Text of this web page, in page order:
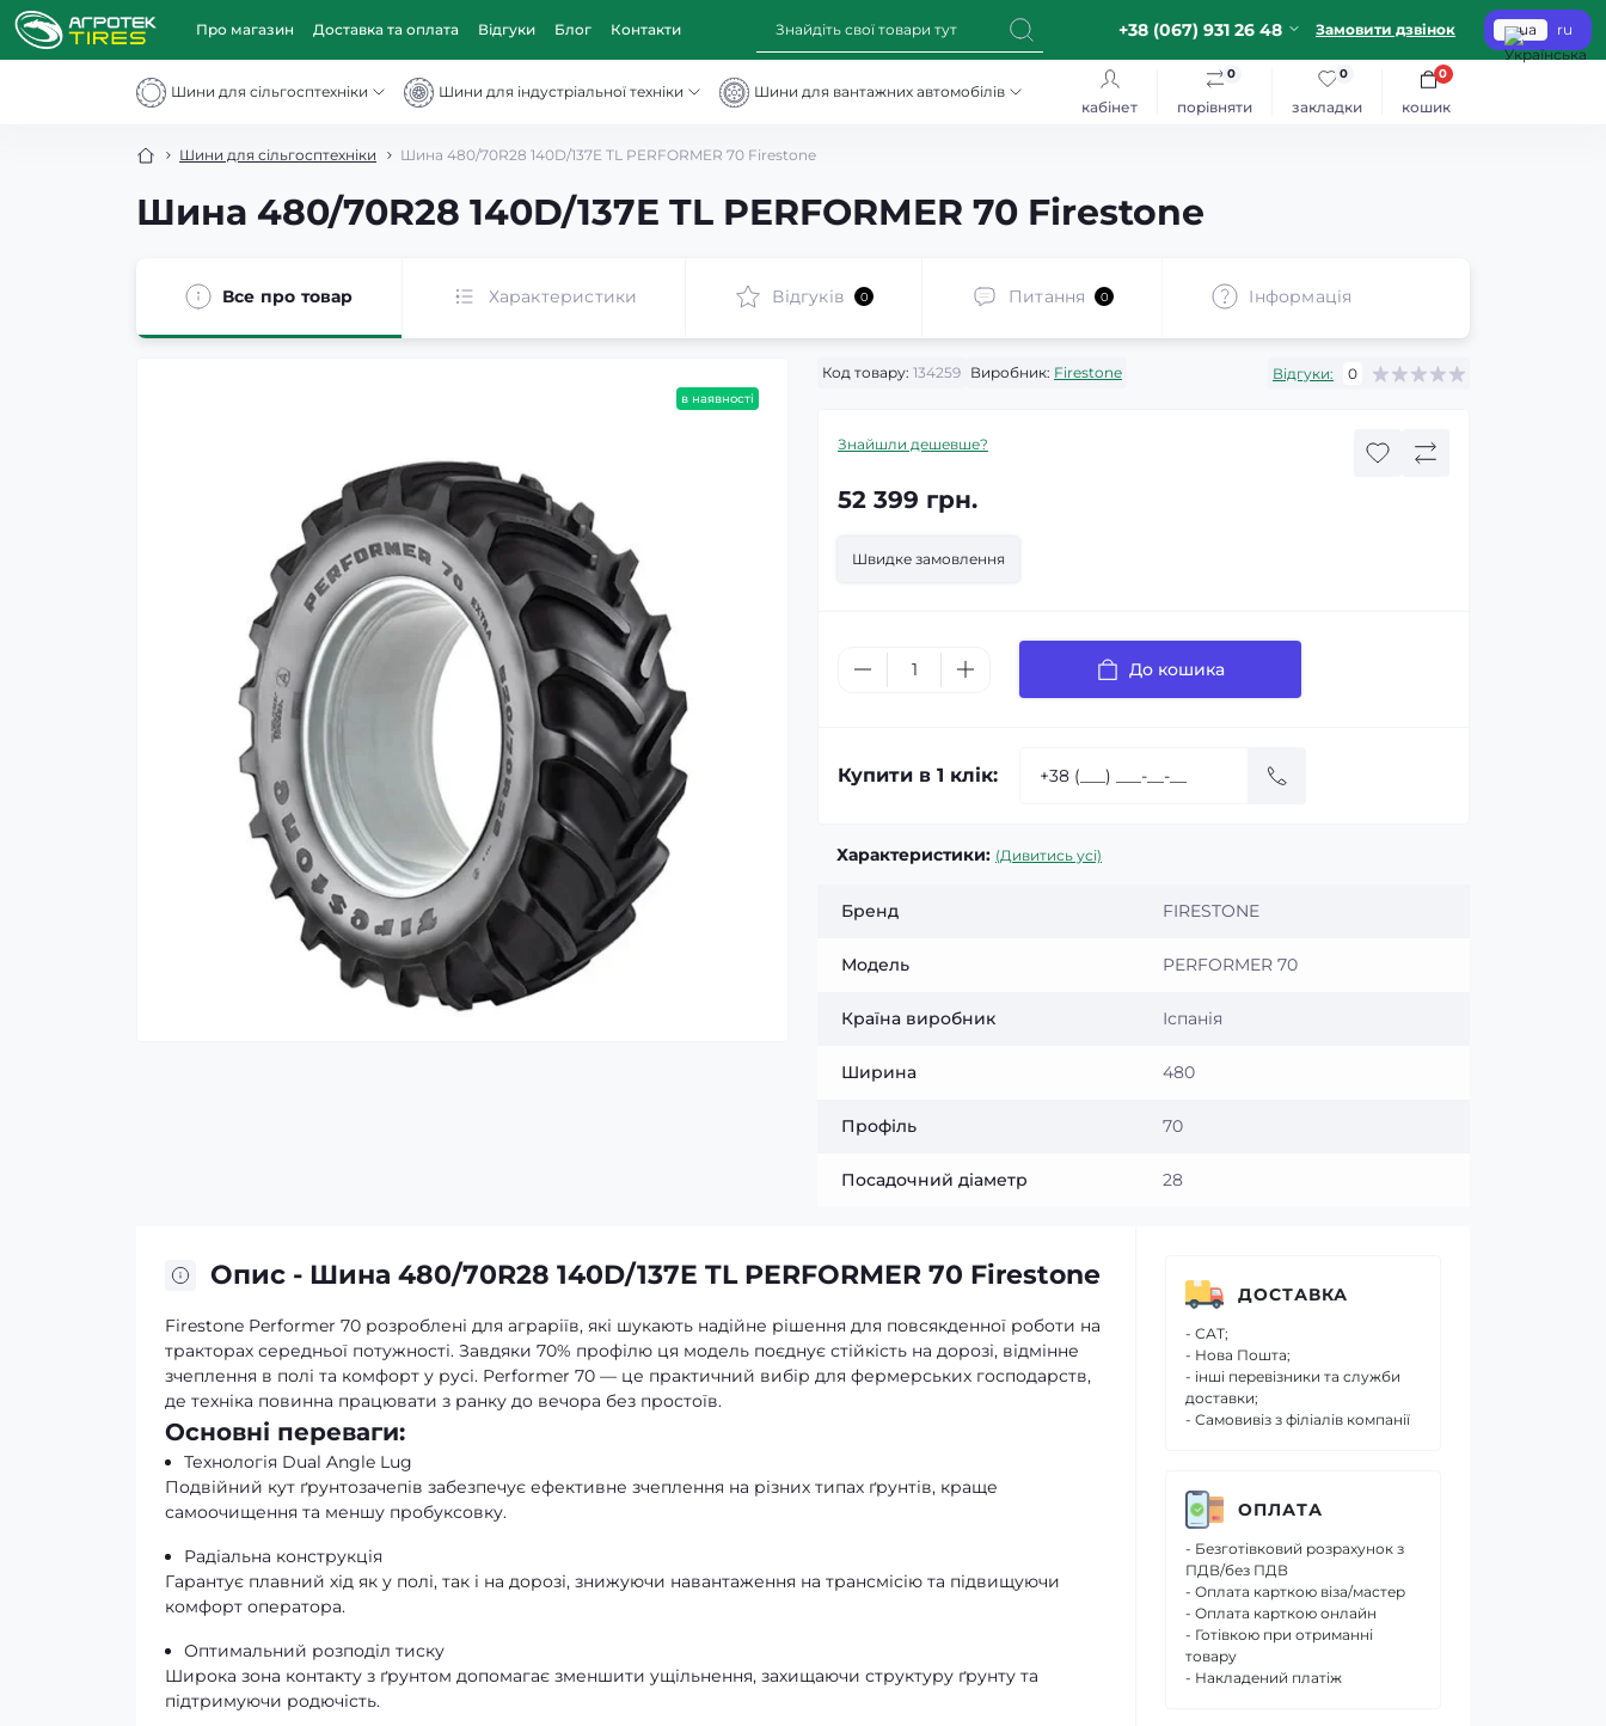
Про магазин Доставка та оплата Відгуки Блог Контакти +38 (067) 931 26 48 Замовити дзвінок ua ru
Шини для сільгосптехніки Шини для індустріальної техніки
Шини для вантажних автомобілів
кабінет
порівняти
0
закладки
0
кошик
0
Шини для сільгосптехніки Шина 480/70R28 140D/137E TL PERFORMER 70 Firestone
Шина 480/70R28 140D/137E TL PERFORMER 70 Firestone
Все про товар Характеристики Відгуків 0 Питання 0 Iнформація
в наявності
Код товару: 134259 Виробник: Firestone Відгуки: 0
Знайшли дешевше?
52 399 грн.
Швидке замовлення
До кошика
Купити в 1 клік:
Характеристики: (Дивитись усі)
Бренд FIRESTONE
Модель PERFORMER 70
Країна виробник Іспанія
Ширина 480
Профіль 70
Посадочний діаметр 28
Опис - Шина 480/70R28 140D/137E TL PERFORMER 70 Firestone
Firestone Performer 70 розроблені для аграріїв, які шукають надійне рішення для повсякденної роботи на
тракторах середньої потужності. Завдяки 70% профілю ця модель поєднує стійкість на дорозі, відмінне
зчеплення в полі та комфорт у русі. Performer 70 — це практичний вибір для фермерських господарств,
де техніка повинна працювати з ранку до вечора без простоїв.
Основні переваги:
Технологія Dual Angle Lug
Подвійний кут ґрунтозачепів забезпечує ефективне зчеплення на різних типах ґрунтів, краще
самоочищення та меншу пробуксовку.
Радіальна конструкція
Гарантує плавний хід як у полі, так і на дорозі, знижуючи навантаження на трансмісію та підвищуючи
комфорт оператора.
Оптимальний розподіл тиску
Широка зона контакту з ґрунтом допомагає зменшити ущільнення, захищаючи структуру ґрунту та
підтримуючи родючість.
ДОСТАВКА
- САТ;
- Нова Пошта;
- інші перевізники та служби
доставки;
- Самовивіз з філіалів компанії
ОПЛАТА
- Безготівковий розрахунок з
ПДВ/без ПДВ
- Оплата карткою віза/мастер
- Оплата карткою онлайн
- Готівкою при отриманні
товару
- Накладений платіж